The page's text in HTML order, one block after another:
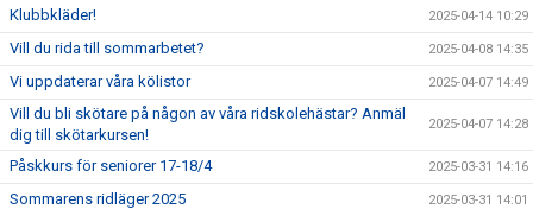
Klubbkläder! 2025-04-14 10:29
Vill du rida till sommarbetet? 2025-04-08 14:35
Vi uppdaterar våra kölistor 2025-04-07 14:49
Vill du bli skötare på någon av våra ridskolehästar? Anmäl
dig till skötarkursen!
2025-04-07 14:28
Påskkurs för seniorer 17-18/4 2025-03-31 14:16
Sommarens ridläger 2025 2025-03-31 14:01